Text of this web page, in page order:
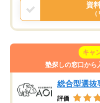
資
キャ
塾探しの窓口から
総合型選抜
評価